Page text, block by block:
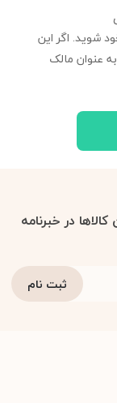
شوید. اگر این
عنوان مالک
در خبرنامه